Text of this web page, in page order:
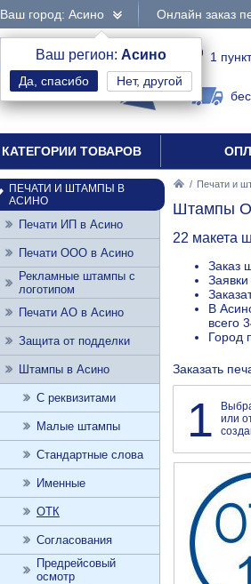
Ваш город: Асино
Ваш регион: Асино
Нет, другой
Онлайн заказ
интернет-магазин
1
КАТЕГОРИИ ТОВАРОВ
/ Печати и
Штампы
22 макета
Заказ
В
всего
Город
Заказать
1
или
ПЕЧАТИ И ШТАМПЫ В
АСИНО
Печати ИП в Асино
Печати ООО в Асино
Рекламные штампы с
логотипом
Печати АО в Асино
Защита от подделки
Штампы в Асино
С реквизитами
Малые штампы
Стандартные слова
Именные
ОТК
Согласования
Предрейсовый
осмотр